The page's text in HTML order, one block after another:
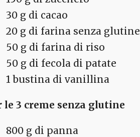
30 g di cacao
20 g di farina senza glutine
50 g di farina di riso
50 g di fecola di patate
1 bustina di vanillina
le 3 creme senza glutine
800 g di panna